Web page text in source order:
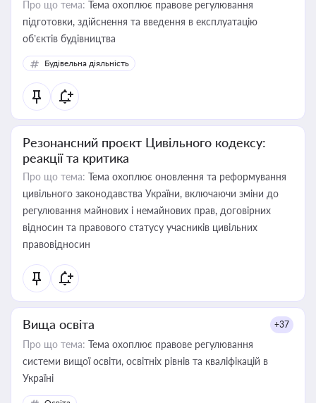
Про що тема: Тема охоплює правове регулювання
підготовки, здійснення та введення в експлуатацію
об’єктів будівництва
Будівельна діяльність
Резонансний проєкт Цивільного кодексу:
реакції та критика
Про що тема: Тема охоплює оновлення та реформування
цивільного законодавства України, включаючи зміни до
регулювання майнових і немайнових прав, договірних
відносин та правового статусу учасників цивільних
правовідносин
Вища освіта +37
Про що тема: Тема охоплює правове регулювання
системи вищої освіти, освітніх рівнів та кваліфікацій в
Україні